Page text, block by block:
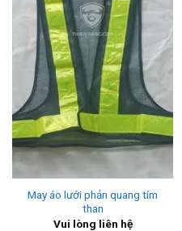
May áo lưới phản quang tím
than
Vui lòng liên hệ